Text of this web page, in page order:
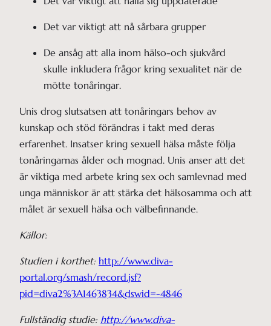
Det var viktigt att nå sårbara grupper
De ansåg att alla inom hälso-och sjukvård
skulle inkludera frågor kring sexualitet när de
mötte tonåringar.
Unis drog slutsatsen att tonåringars behov av
kunskap och stöd förändras i takt med deras
erfarenhet. Insatser kring sexuell hälsa måste följa
tonåringarnas ålder och mognad. Unis anser att det
är viktiga med arbete kring sex och samlevnad med
unga människor är att stärka det hälsosamma och att
målet är sexuell hälsa och välbefinnande.
Källor:
Studien i korthet: http://www.diva-
portal.org/smash/record.jsf?
pid=diva2%3A1463834&dswid=-4846
Fullständig studie: http://www.diva-